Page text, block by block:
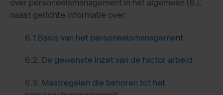
over personeelsmanagement in het algemeen (6.),
naast gerichte informatie over:
6.1 Basis van het personeelsmanagement
6.2. De gewenste inzet van de factor arbeid
6.3. Maatregelen die behoren tot het